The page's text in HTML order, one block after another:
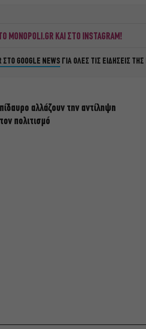
ΚΑΙ ΣΤΟ INSTAGRAM!
ΣΤΟ GOOGLE NEWS ΓΙΑ ΟΛΕΣ ΤΙΣ ΕΙΔΗΣΕΙΣ
αλλάζουν την αντίληψη
πολιτισμό